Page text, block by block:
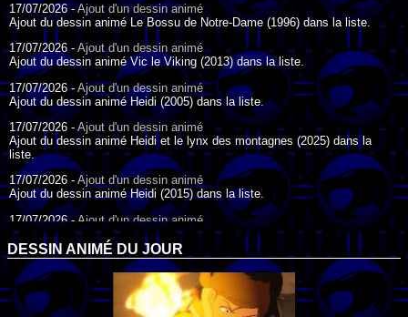
17/07/2026 -Ajout d'un dessin animé
Ajout du dessin animé Le Bossu de Notre-Dame (1996) dans la liste.
17/07/2026 -Ajout d'un dessin animé
Ajout du dessin animé Vic le Viking (2013) dans la liste.
17/07/2026 - Ajout d'un dessin animé
Ajout du dessin animé Heidi (2005) dans la liste.
17/07/2026 -Ajout d'un dessin animé
Ajout du dessin animé Heidi et le lynx des montagnes (2025) dans la
liste.
17/07/2026 - Ajout d'un dessin animé
Ajout du dessin animé Heidi (2015) dans la liste.
17/07/2026 -Ajout d'un dessin animé
Ajout du dessin animé Heidi (1995) dans la liste.
09/07/2026 -Ajout d'un dessin animé
Ajout du dessin animé Genki l'Aventurier de la Chance (2006) dans la
liste.
04/07/2026 -Ajout d'un dessin animé
DESSIN ANIMÉ DU JOUR